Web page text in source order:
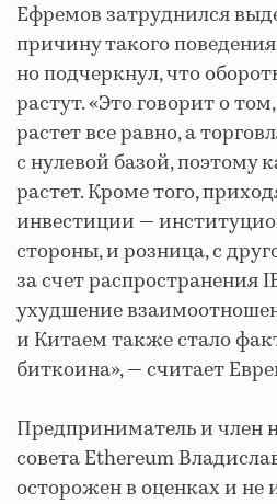
Ефремов затруднился
причину такого
но подчеркнул, что
растут. «Это говорит о
растет все равно, а
с нулевой базой, поэтому
растет. Кроме того,
инвестиции —
стороны, и розница, с
за счет распространения
ухудшение
и Китаем также стало
биткоина», — считает
Предприниматель и член
совета Ethereum
осторожен в оценках и не